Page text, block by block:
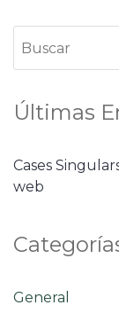
Últimas
Cases
web
General